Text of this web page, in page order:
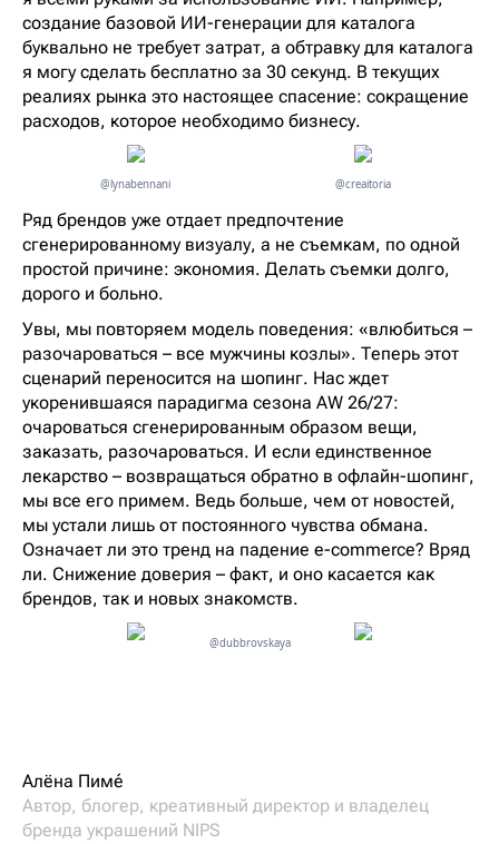
создание базовой ИИ-генерации для каталога
буквально не требует затрат, а обтравку для каталога
я могу сделать бесплатно за 30 секунд. В текущих
реалиях рынка это настоящее спасение: сокращение
расходов, которое необходимо бизнесу.
@lynabennani @creaitoria
Ряд брендов уже отдает предпочтение
сгенерированному визуалу, а не съемкам, по одной
простой причине: экономия. Делать съемки долго,
дорого и больно.
Увы, мы повторяем модель поведения: «влюбиться –
разочароваться – все мужчины козлы». Теперь этот
сценарий переносится на шопинг. Нас ждет
укоренившаяся парадигма сезона AW 26/27:
очароваться сгенерированным образом вещи,
заказать, разочароваться. И если единственное
лекарство – возвращаться обратно в офлайн-шопинг,
мы все его примем. Ведь больше, чем от новостей,
мы устали лишь от постоянного чувства обмана.
Означает ли это тренд на падение e-commerce? Вряд
ли. Снижение доверия – факт, и оно касается как
брендов, так и новых знакомств.
@dubbrovskaya
Алёна Пимé
Автор, блогер, креативный директор и владелец
бренда украшений NIPS